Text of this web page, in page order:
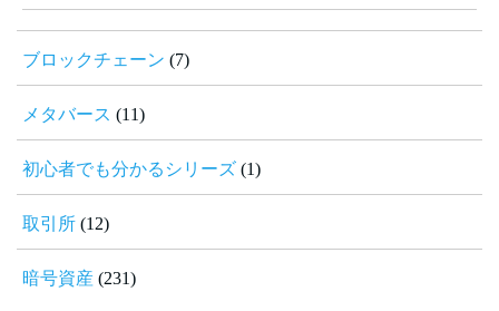
ブロックチェーン (7)
メタバース (11)
初心者でも分かるシリーズ (1)
取引所 (12)
暗号資産 (231)